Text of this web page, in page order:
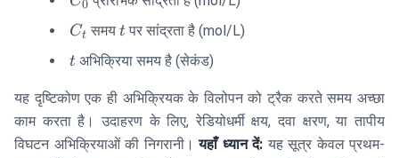
0
C_t
Ct समयt
t पर सांद्रता है (mol/L)
t
t अभिक्रिया समय है (सेकंड)
यह दृष्टिकोण एक ही अभिक्रियक के विलोपन को ट्रैक करते समय अच्छा
काम करता है। उदाहरण के लिए, रेडियोधर्मी क्षय, दवा क्षरण, या तापीय
विघटन अभिक्रियाओं की निगरानी।यहाँ ध्यान दें: यह सूत्र केवल प्रथम-